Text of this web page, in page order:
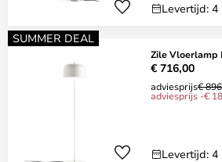
Levertijd:
SUMMER DEAL
Zile Vloerlamp
€ 716,00
adviesprijs€
adviesprijs -€
Levertijd: